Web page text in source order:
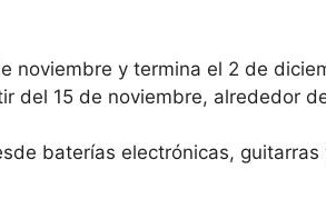
noviembre y termina el 2 de
del 15 de noviembre, alrededor
baterías electrónicas,